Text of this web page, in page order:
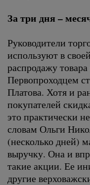
За три дня –
Руководители
используют в
распродажу
Первопроходцем
Платова. Хотя и
покупателей
это практически
словам Ольги
(несколько дней)
выручку. Она и
такие акции. Ее
другие